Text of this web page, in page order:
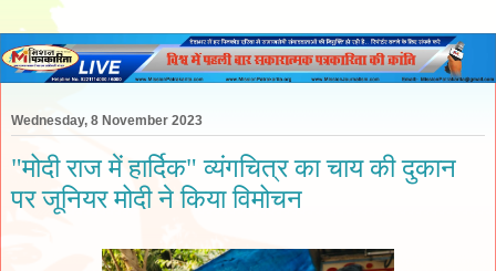
Wednesday, 8 November 2023
"मोदी राज में हार्दिक" व्यंगचित्र का चाय की दुकान
पर जूनियर मोदी ने किया विमोचन